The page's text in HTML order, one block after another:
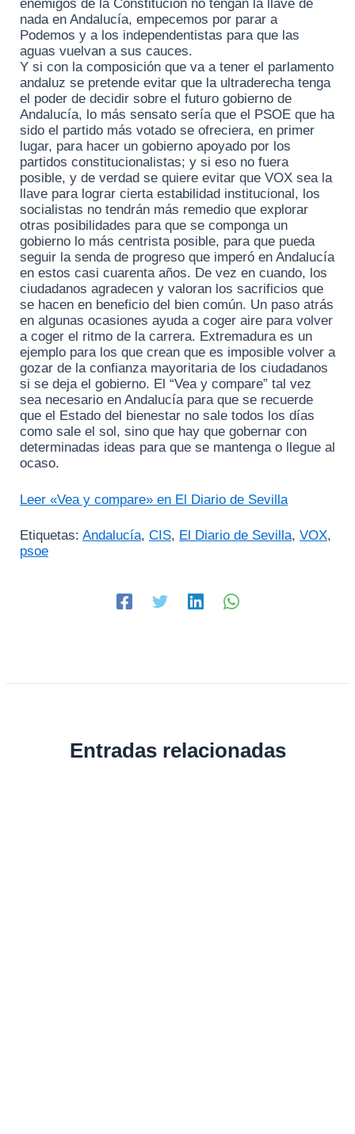
enemigos de la Constitución no tengan la llave de
nada en Andalucía, empecemos por parar a
Podemos y a los independentistas para que las
aguas vuelvan a sus cauces.
Y si con la composición que va a tener el parlamento
andaluz se pretende evitar que la ultraderecha tenga
el poder de decidir sobre el futuro gobierno de
Andalucía, lo más sensato sería que el PSOE que ha
sido el partido más votado se ofreciera, en primer
lugar, para hacer un gobierno apoyado por los
partidos constitucionalistas; y si eso no fuera
posible, y de verdad se quiere evitar que VOX sea la
llave para lograr cierta estabilidad institucional, los
socialistas no tendrán más remedio que explorar
otras posibilidades para que se componga un
gobierno lo más centrista posible, para que pueda
seguir la senda de progreso que imperó en Andalucía
en estos casi cuarenta años. De vez en cuando, los
ciudadanos agradecen y valoran los sacrificios que
se hacen en beneficio del bien común. Un paso atrás
en algunas ocasiones ayuda a coger aire para volver
a coger el ritmo de la carrera. Extremadura es un
ejemplo para los que crean que es imposible volver a
gozar de la confianza mayoritaria de los ciudadanos
si se deja el gobierno. El “Vea y compare” tal vez
sea necesario en Andalucía para que se recuerde
que el Estado del bienestar no sale todos los días
como sale el sol, sino que hay que gobernar con
determinadas ideas para que se mantenga o llegue al
ocaso.
Leer «Vea y compare» en El Diario de Sevilla
Etiquetas: Andalucía, CIS, El Diario de Sevilla, VOX,
psoe
Entradas relacionadas